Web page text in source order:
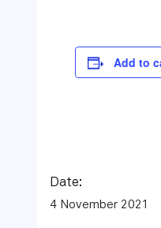
Add to
Date:
4 November 2021